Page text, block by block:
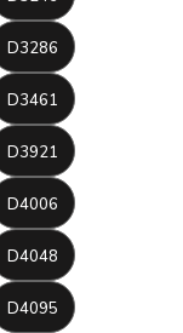
D3286
D3461
D3921
D4006
D4048
D4095